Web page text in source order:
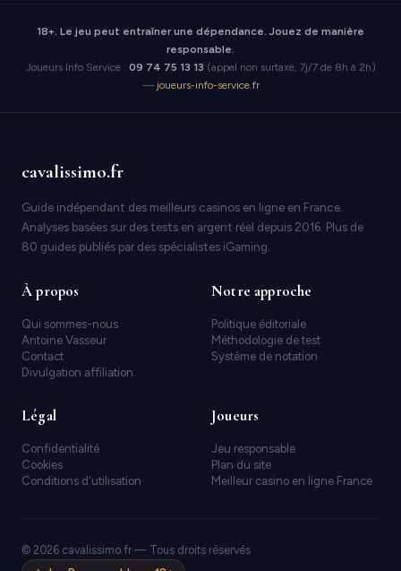
18+. Le jeu peut entraîner une dépendance. Jouez de manière
responsable.
Joueurs Info Service : 09 74 75 13 13 (appel non surtaxé, 7j/7 de 8h à 2h)
— joueurs-info-service.fr
cavalissimo.fr
Guide indépendant des meilleurs casinos en ligne en France.
Analyses basées sur des tests en argent réel depuis 2016. Plus de
80 guides publiés par des spécialistes iGaming.
À propos
Qui sommes-nous
Antoine Vasseur
Contact
Divulgation affiliation
Notre approche
Politique éditoriale
Méthodologie de test
Système de notation
Légal
Confidentialité
Cookies
Conditions d'utilisation
Joueurs
Jeu responsable
Plan du site
Meilleur casino en ligne France
© 2026 cavalissimo.fr — Tous droits réservés